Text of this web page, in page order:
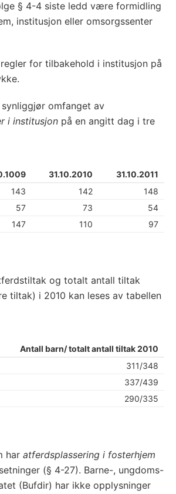
§ 4-4 siste ledd være formidling
institusjon eller omsorgssenter
for tilbakehold i institusjon på
omfanget av
i institusjon på en angitt dag i tre
31.10.2010
31.10.2011
143 142
148
57 73
54
147 110 97
og totalt antall tiltak
tiltak) i 2010 kan leses av tabellen
Antall barn/ totalt antall tiltak 2010
311/348
337/439
290/335
har atferdsplassering i fosterhjem
(§ 4-27). Barne-, ungdoms-
(Bufdir) har ikke opplysninger